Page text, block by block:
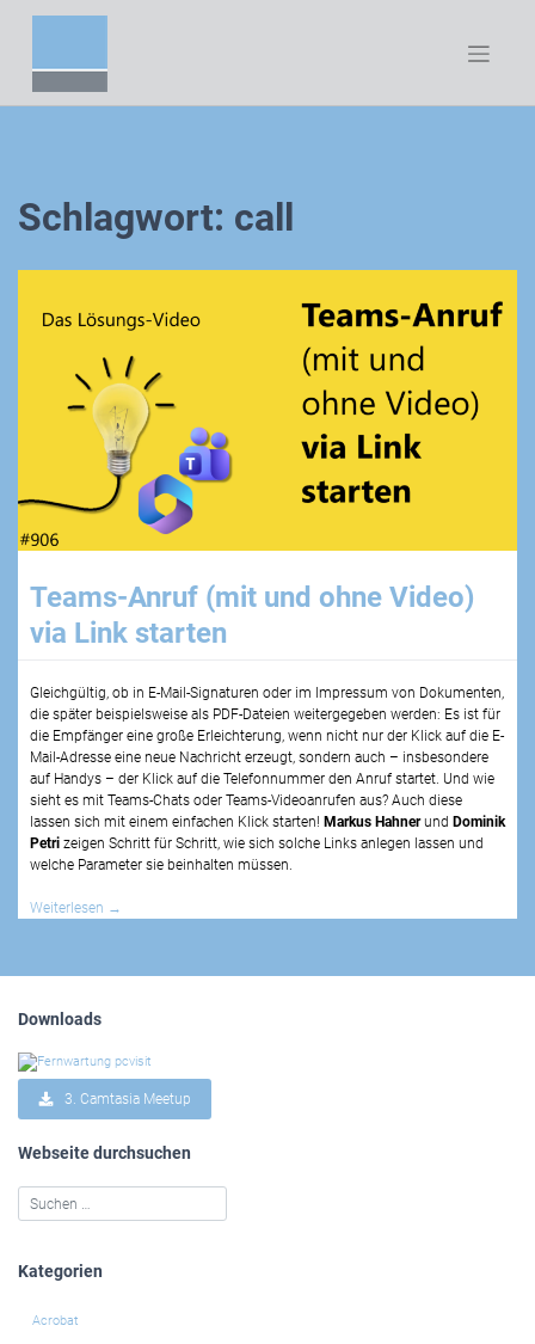
Schlagwort: call
Teams-Anruf (mit und ohne Video)
via Link starten
Gleichgültig, ob in E-Mail-Signaturen oder im Impressum von Dokumenten,
die später beispielsweise als PDF-Dateien weitergegeben werden: Es ist für
die Empfänger eine große Erleichterung, wenn nicht nur der Klick auf die E-
Mail-Adresse eine neue Nachricht erzeugt, sondern auch – insbesondere
auf Handys – der Klick auf die Telefonnummer den Anruf startet. Und wie
sieht es mit Teams-Chats oder Teams-Videoanrufen aus? Auch diese
lassen sich mit einem einfachen Klick starten! Markus Hahnerund Dominik
Petri zeigen Schritt für Schritt, wie sich solche Links anlegen lassen und
welche Parameter sie beinhalten müssen.
Weiterlesen →
Downloads
3. Camtasia Meetup
Webseite durchsuchen
Kategorien
Acrobat